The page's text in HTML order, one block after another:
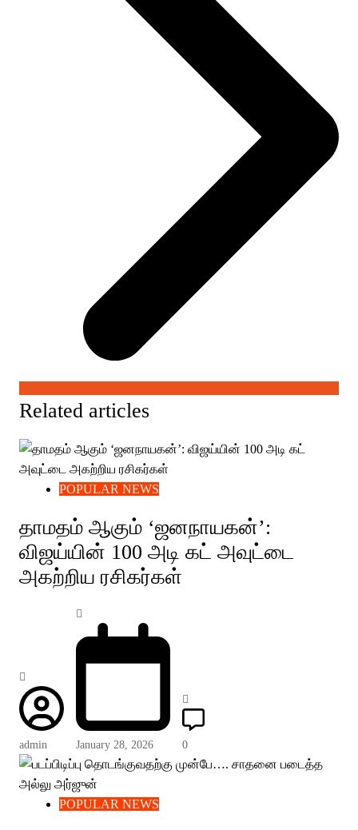
Related articles
POPULAR NEWS
தாமதம் ஆகும் ‘ஜனநாயகன்’:
விஜய்யின் 100 அடி கட் அவுட்டை
அகற்றிய ரசிகர்கள்
admin January 28, 2026 0
POPULAR NEWS